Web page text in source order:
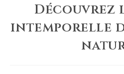
Découvrez
intemporelle